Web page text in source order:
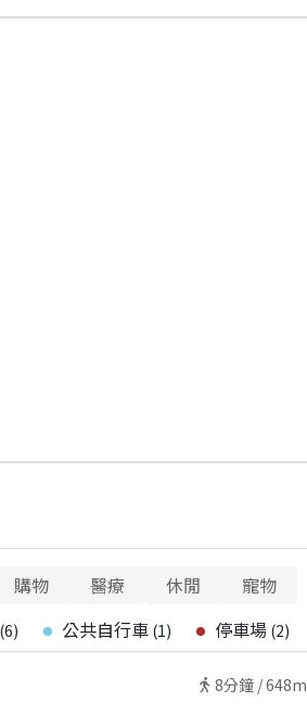
購物 醫療 休閒
寵物
(6) 公共自行車 (1) 停車場 (2)
8分鐘 /648m